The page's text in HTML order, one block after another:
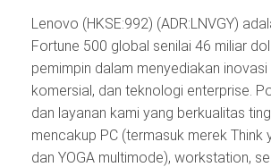
Lenovo (HKSE:992) (ADR:LNVGY)
Fortune 500 global senilai 46 miliar
pemimpin dalam menyediakan
komersial, dan teknologi enterprise.
dan layanan kami yang berkualitas
mencakup PC (termasuk merek Think
dan YOGA multimode), workstation,